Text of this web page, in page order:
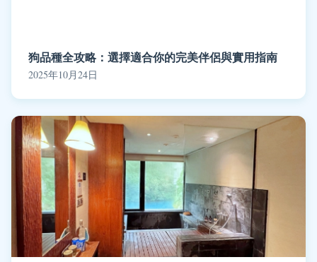
狗品種全攻略：選擇適合你的完美伴侶與實用指南
2025年10月24日